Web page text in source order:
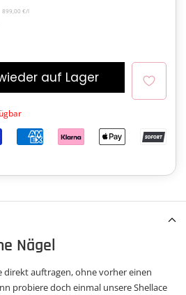
899,00 €/l
auf Lager
Nägel
direkt auftragen, ohne vorher einen
probiere doch einmal unsere Shellace